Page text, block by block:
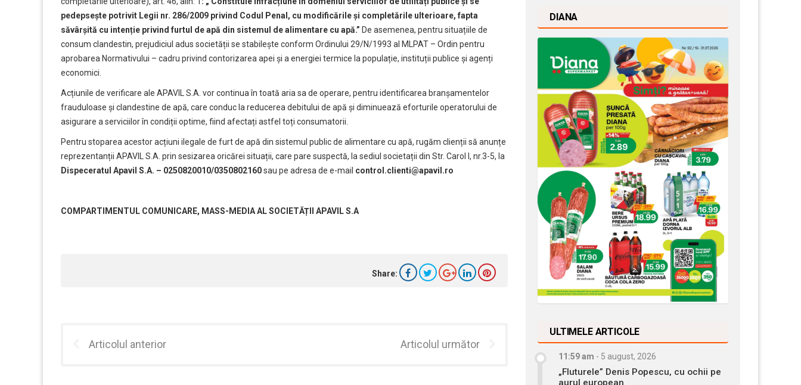
pedepsește potrivit Legii nr. 286/2009 privind Codul Penal, cu modificările și completările ulterioare, fapta
săvârșită cu intenție privind furtul de apă din sistemul de alimentare cu apă.” De asemenea, pentru situațiile de
consum clandestin, prejudiciul adus societății se stabilește conform Ordinului 29/N/1993 al MLPAT – Ordin pentru
aprobarea Normativului – cadru privind contorizarea apei și a energiei termice la populație, instituții publice și agenți
economici.
Acțiunile de verificare ale APAVIL S.A. vor continua în toată aria sa de operare, pentru identificarea branșamentelor
frauduloase și clandestine de apă, care conduc la reducerea debitului de apă și diminuează eforturile operatorului de
asigurare a serviciilor în condiții optime, fiind afectați astfel toți consumatorii.
Pentru stoparea acestor acțiuni ilegale de furt de apă din sistemul public de alimentare cu apă, rugăm clienții să anunțe
reprezentanții APAVIL S.A. prin sesizarea oricărei situații, care pare suspectă, la sediul societații din Str. Carol I, nr.3-5, la
Dispeceratul Apavil S.A. – 0250820010/0350802160sau pe adresa de e-mail control.clienti@apavil.ro
COMPARTIMENTUL COMUNICARE, MASS-MEDIA AL SOCIETĂȚII APAVIL S.A
Share:
Articolul anterior Articolul următor
DIANA
ULTIMELE ARTICOLE
11:59 am - 5 august, 2026
„Fluturele” Denis Popescu, cu ochii pe
aurul european